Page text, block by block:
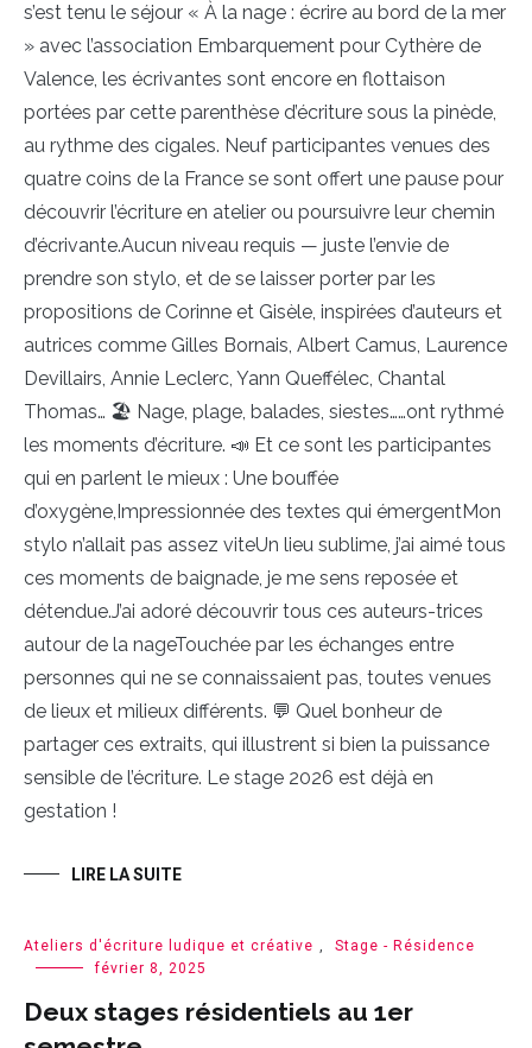
s’est tenu le séjour « À la nage : écrire au bord de la mer
» avec l’association Embarquement pour Cythère de
Valence, les écrivantes sont encore en flottaison
portées par cette parenthèse d’écriture sous la pinède,
au rythme des cigales. Neuf participantes venues des
quatre coins de la France se sont offert une pause pour
découvrir l’écriture en atelier ou poursuivre leur chemin
d’écrivante.Aucun niveau requis — juste l’envie de
prendre son stylo, et de se laisser porter par les
propositions de Corinne et Gisèle, inspirées d’auteurs et
autrices comme Gilles Bornais, Albert Camus, Laurence
Devillairs, Annie Leclerc, Yann Queffélec, Chantal
Thomas… 🏖️ Nage, plage, balades, siestes……ont rythmé
les moments d’écriture. 📣 Et ce sont les participantes
qui en parlent le mieux : Une bouffée
d’oxygène,Impressionnée des textes qui émergentMon
stylo n’allait pas assez viteUn lieu sublime, j’ai aimé tous
ces moments de baignade, je me sens reposée et
détendue.J’ai adoré découvrir tous ces auteurs-trices
autour de la nageTouchée par les échanges entre
personnes qui ne se connaissaient pas, toutes venues
de lieux et milieux différents. 💬 Quel bonheur de
partager ces extraits, qui illustrent si bien la puissance
sensible de l’écriture. Le stage 2026 est déjà en
gestation !
LIRE LA SUITE
Ateliers d'écriture ludique et créative ,
Stage - Résidence
février 8, 2025
Deux stages résidentiels au 1er